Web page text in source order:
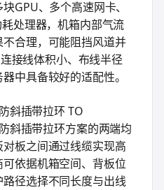
GPU、多个高速网卡、
处理器，机箱内部气流
合理，可能阻挡风道并
接线体积小、布线半径
中具备较好的适配性。
斜插带拉环 TO
斜插带拉环方案的两端均
板之间通过线缆实现高
依据机箱空间、背板位
径选择不同长度与出线